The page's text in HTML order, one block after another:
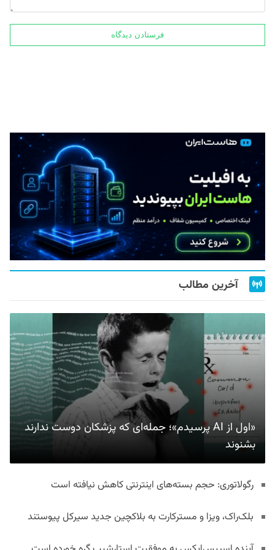
آخرین مطالب
«اول از AI پرسیدم»؛ جمله‌ای که پزشکان دوست ندارند
بشنوند
رگولاتوری: حجم بسته‌های اینترنتی کاهش نیافته است
بلک‌راک، ویزا و مسترکارت به بلاکچین جدید سیرکل پیوستند